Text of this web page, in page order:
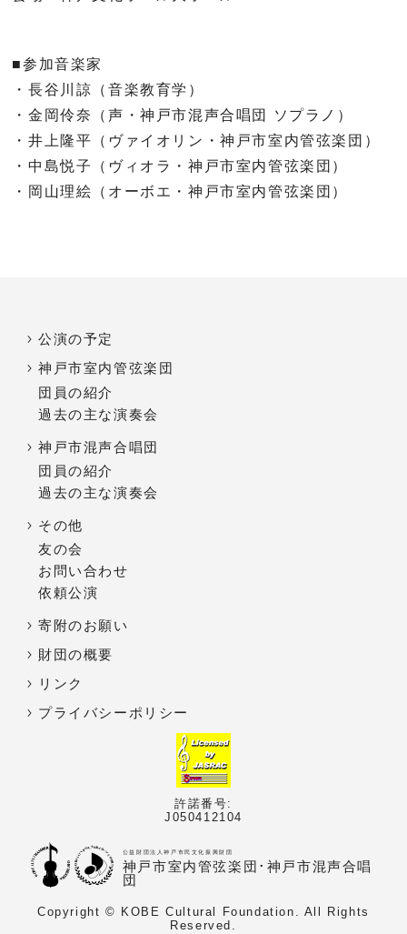
■参加音楽家
・長谷川諒（音楽教育学）
・金岡伶奈（声・神戸市混声合唱団 ソプラノ）
・井上隆平（ヴァイオリン・神戸市室内管弦楽団）
・中島悦子（ヴィオラ・神戸市室内管弦楽団）
・岡山理絵（オーボエ・神戸市室内管弦楽団）
公演の予定
神戸市室内管弦楽団
団員の紹介
過去の主な演奏会
神戸市混声合唱団
団員の紹介
過去の主な演奏会
その他
友の会
お問い合わせ
依頼公演
寄附のお願い
財団の概要
リンク
プライバシーポリシー
許諾番号:
J050412104
公益財団法人神戸市民文化振興財団
神戸市室内管弦楽団･神戸市混声合唱
団
Copyright © KOBE Cultural Foundation. All Rights
Reserved.